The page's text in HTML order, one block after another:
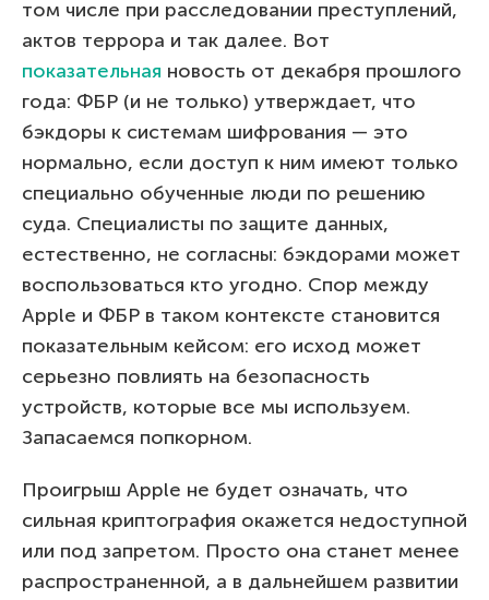
том числе при расследовании преступлений,
актов террора и так далее. Вот
показательная новость от декабря прошлого
года: ФБР (и не только) утверждает, что
бэкдоры к системам шифрования — это
нормально, если доступ к ним имеют только
специально обученные люди по решению
суда. Специалисты по защите данных,
естественно, не согласны: бэкдорами может
воспользоваться кто угодно. Спор между
Apple и ФБР в таком контексте становится
показательным кейсом: его исход может
серьезно повлиять на безопасность
устройств, которые все мы используем.
Запасаемся попкорном.
Проигрыш Apple не будет означать, что
сильная криптография окажется недоступной
или под запретом. Просто она станет менее
распространенной, а в дальнейшем развитии